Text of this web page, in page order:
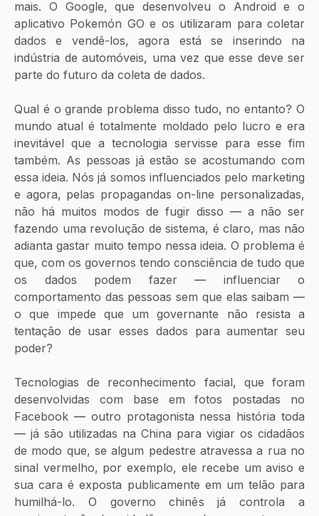
mais. O Google, que desenvolveu o Android e o
aplicativo Pokemón GO e os utilizaram para coletar
dados e vendê-los, agora está se inserindo na
indústria de automóveis, uma vez que esse deve ser
parte do futuro da coleta de dados.
Qual é o grande problema disso tudo, no entanto? O
mundo atual é totalmente moldado pelo lucro e era
inevitável que a tecnologia servisse para esse fim
também. As pessoas já estão se acostumando com
essa ideia. Nós já somos influenciados pelo marketing
e agora, pelas propagandas on-line personalizadas,
não há muitos modos de fugir disso — a não ser
fazendo uma revolução de sistema, é claro, mas não
adianta gastar muito tempo nessa ideia. O problema é
que, com os governos tendo consciência de tudo que
os dados podem fazer — influenciar o
comportamento das pessoas sem que elas saibam —
o que impede que um governante não resista a
tentação de usar esses dados para aumentar seu
poder?
Tecnologias de reconhecimento facial, que foram
desenvolvidas com base em fotos postadas no
Facebook —
— já são utilizadas na China para vigiar os cidadãos
de modo que, se algum pedestre atravessa a rua no
sinal vermelho, por exemplo, ele recebe um aviso e
sua cara é exposta publicamente em um telão para
humilhá-lo. O governo chinês já controla a